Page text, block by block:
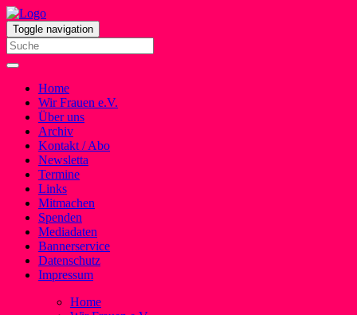
Toggle navigation
Home
Wir Frauen e.V.
Über uns
Archiv
Kontakt / Abo
Newsletta
Termine
Links
Mitmachen
Spenden
Mediadaten
Bannerservice
Datenschutz
Impressum
Home